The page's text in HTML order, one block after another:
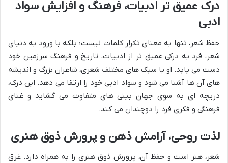
درک عمیق تر ادبیات، فرهنگ و افزایش سواد
ادبی
حفظ شعر، تنها به معنای تکرار کلمات نیست؛ بلکه با ورود به دنیای
شعر، فرد به درکی عمیق تر از ادبیات، تاریخ و فرهنگ سرزمین خود
دست می یابد. او با سبک های مختلف شعری، شاعران بزرگ و اندیشه
های آن ها آشنا می شود و سواد ادبی خود را ارتقا می دهد. این درک،
دریچه ای به سوی جهان بینی های متفاوت می گشاید و غنای
فرهنگی و فکری فرد را دوچندان می کند.
لذت روحی، آرامش ذهن و پرورش ذوق هنری
شعر، هنر است و حفظ آن، پرورش ذوق هنری را به همراه دارد. غرق